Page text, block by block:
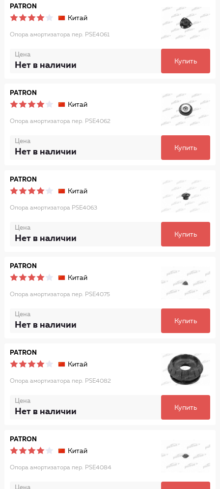
PATRON
Китай
Опора амортизатора пер. PSE4061
Цена
Нет в наличии Купить
PATRON
Китай
Опора амортизатора пер. PSE4062
Цена
Нет в наличии Купить
PATRON
Китай
Опора амортизатора PSE4063
Цена
Нет в наличии Купить
PATRON
Китай
Опора амортизатора пер. PSE4075
Цена
Нет в наличии Купить
PATRON
Китай
Опора амортизатора пер. PSE4082
Цена
Нет в наличии Купить
PATRON
Китай
Опора амортизатора пер. PSE4084
Цена